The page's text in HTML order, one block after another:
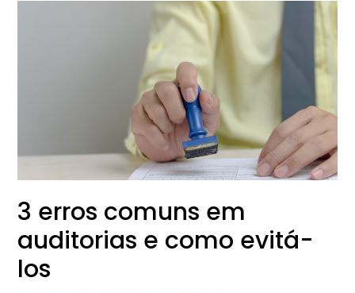
3 erros comuns em
auditorias e como evitá-
los